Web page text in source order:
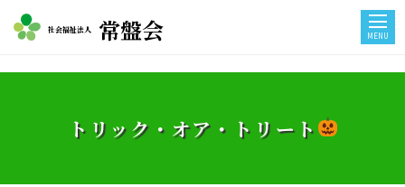
社会福祉法人 常盤会 MENU
トリック・オア・トリート